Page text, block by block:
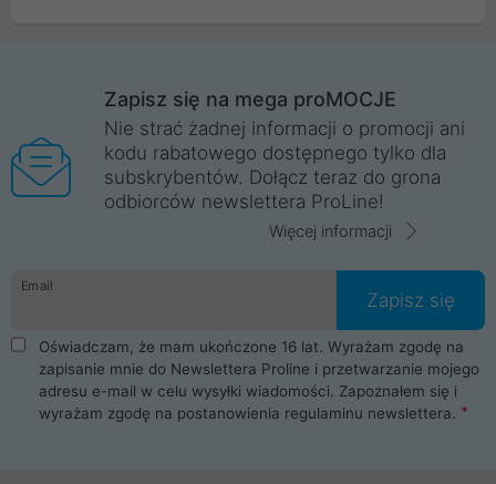
Wrocław, Poznań, Legnica, Katowice, Gliwice, Kalisz, Bytom,
Trzebnica, Opole. Szybka i profesjonalna obsługa!
ProLine to polska firma ze 100% polskim kapitałem. Działamy
legalnie i płacimy podatki w naszym kraju! Posiadamy siedzibę
główną w Mirkowie oraz salony na terenie kraju. Cała
komunikacja ze sklepem komputerowym ProLine jest
danych osobowych. Dlatego zakup notebooka albo laptopa w
ProLine to czysta przyjemność i pełne bezpieczeństwo.
Zaopatrzysz się u nas w akcesoria i części komputerowe
takie jak procesory, karty graficzne, płyty główne, pamięci,
dyski SSD, M.2 oraz HDD. Nasi pracownicy pomogą Ci wybrać
najlepszy zasilacz komputerowy oraz obudowę do komputera.
Poza komputerami mamy również najlepsze na rynku
Smartfony takich producentów jak Xiaomi, Apple, Samsung i
Zapisz się na mega proMOCJE
Nie strać żadnej informacji o promocji ani
kodu rabatowego dostępnego tylko dla
subskrybentów. Dołącz teraz do grona
odbiorców newslettera ProLine!
Więcej informacji
Email
Zapisz się
Oświadczam, że mam ukończone 16 lat. Wyrażam zgodę na
zapisanie mnie do Newslettera Proline i przetwarzanie mojego
adresu e-mail w celu wysyłki wiadomości. Zapoznałem się i
wyrażam zgodę na postanowienia regulaminu newslettera.